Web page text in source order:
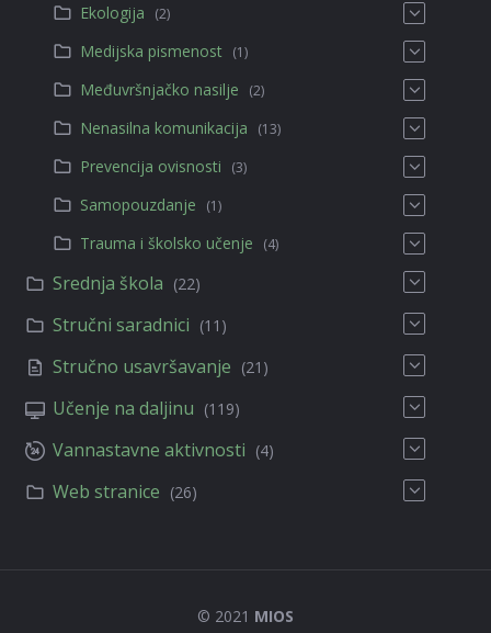
Ekologija
(2)
Medijska pismenost (1)
Međuvršnjačko nasilje (2)
Nenasilna komunikacija (13)
Prevencija ovisnosti (3)
Samopouzdanje (1)
Trauma i školsko učenje (4)
Srednja škola (22)
Stručni saradnici (11)
Stručno usavršavanje (21)
Učenje na daljinu (119)
Vannastavne aktivnosti (4)
Web stranice (26)
© 2021 MIOS